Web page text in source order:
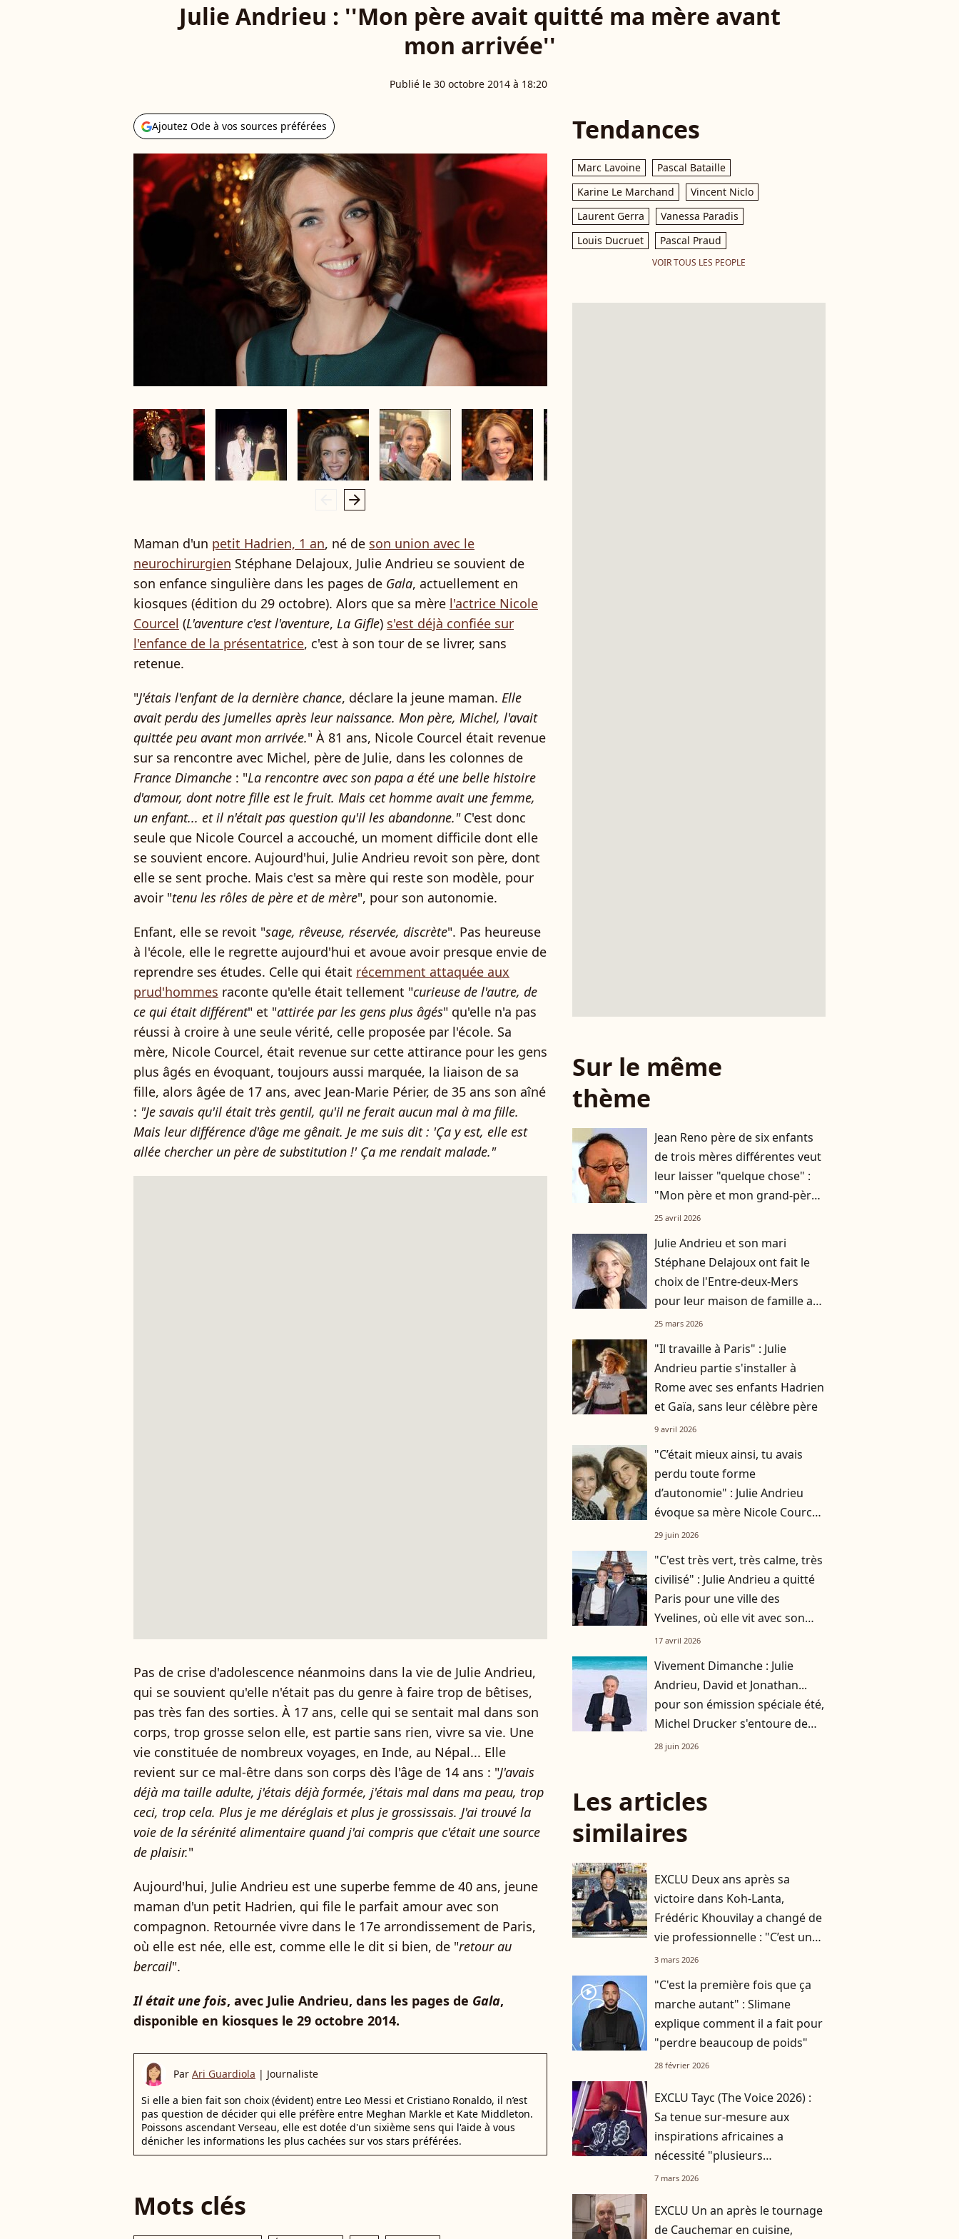
Julie Andrieu : ''Mon père avait quitté ma mère avant
mon arrivée''
Publié le 30 octobre 2014 à 18:20
Ajoutez Ode à vos sources préférées
arrow_right
Maman d'un petit Hadrien, 1 an, né de son union avec le
neurochirurgien Stéphane Delajoux, Julie Andrieu se souvient de
son enfance singulière dans les pages de Gala, actuellement en
kiosques (édition du 29 octobre). Alors que sa mère l'actrice Nicole
Courcel (L'aventure c'est l'aventure, La Gifle) s'est déjà confiée sur
l'enfance de la présentatrice, c'est à son tour de se livrer, sans
retenue.
"J'étais l'enfant de la dernière chance, déclare la jeune maman. Elle
avait perdu des jumelles après leur naissance. Mon père, Michel, l'avait
quittée peu avant mon arrivée." À 81 ans, Nicole Courcel était revenue
sur sa rencontre avec Michel, père de Julie, dans les colonnes de
France Dimanche : "La rencontre avec son papa a été une belle histoire
d'amour, dont notre fille est le fruit. Mais cet homme avait une femme,
un enfant... et il n'était pas question qu'il les abandonne."C'est donc
seule que Nicole Courcel a accouché, un moment difficile dont elle
se souvient encore. Aujourd'hui, Julie Andrieu revoit son père, dont
elle se sent proche. Mais c'est sa mère qui reste son modèle, pour
avoir "tenu les rôles de père et de mère", pour son autonomie.
Enfant, elle se revoit "sage, rêveuse, réservée, discrète". Pas heureuse
à l'école, elle le regrette aujourd'hui et avoue avoir presque envie de
reprendre ses études. Celle qui était récemment attaquée aux
prud'hommes raconte qu'elle était tellement "curieuse de l'autre, de
ce qui était différent" et "attirée par les gens plus âgés" qu'elle n'a pas
réussi à croire à une seule vérité, celle proposée par l'école. Sa
mère, Nicole Courcel, était revenue sur cette attirance pour les gens
plus âgés en évoquant, toujours aussi marquée, la liaison de sa
fille, alors âgée de 17 ans, avec Jean-Marie Périer, de 35 ans son aîné
: "Je savais qu'il était très gentil, qu'il ne ferait aucun mal à ma fille.
Mais leur différence d'âge me gênait. Je me suis dit : 'Ça y est, elle est
allée chercher un père de substitution !' Ça me rendait malade."
Pas de crise d'adolescence néanmoins dans la vie de Julie Andrieu,
qui se souvient qu'elle n'était pas du genre à faire trop de bêtises,
pas très fan des sorties. À 17 ans, celle qui se sentait mal dans son
corps, trop grosse selon elle, est partie sans rien, vivre sa vie. Une
vie constituée de nombreux voyages, en Inde, au Népal... Elle
revient sur ce mal-être dans son corps dès l'âge de 14 ans : "J'avais
déjà ma taille adulte, j'étais déjà formée, j'étais mal dans ma peau, trop
ceci, trop cela. Plus je me déréglais et plus je grossissais. J'ai trouvé la
voie de la sérénité alimentaire quand j'ai compris que c'était une source
de plaisir."
Aujourd'hui, Julie Andrieu est une superbe femme de 40 ans, jeune
maman d'un petit Hadrien, qui file le parfait amour avec son
compagnon. Retournée vivre dans le 17e arrondissement de Paris,
où elle est née, elle est, comme elle le dit si bien, de "retour au
bercail".
Il était une fois, avec Julie Andrieu, dans les pages de Gala,
disponible en kiosques le 29 octobre 2014.
Par Ari Guardiola | Journaliste
Si elle a bien fait son choix (évident) entre Leo Messi et Cristiano Ronaldo, il n’est
pas question de décider qui elle préfère entre Meghan Markle et Kate Middleton.
Poissons ascendant Verseau, elle est dotée d'un sixième sens qui l'aide à vous
dénicher les informations les plus cachées sur vos stars préférées.
Mots clés
Tendances
Marc Lavoine
Pascal Bataille
Karine Le Marchand
Vincent Niclo
Laurent Gerra
Vanessa Paradis
Louis Ducruet
Pascal Praud
VOIR TOUS LES PEOPLE
Sur le même
thème
Jean Reno père de six enfants
de trois mères différentes veut
leur laisser "quelque chose" :
"Mon père et mon grand-père
ne m’ont rien laissé"
25 avril 2026
Julie Andrieu et son mari
Stéphane Delajoux ont fait le
choix de l'Entre-deux-Mers
pour leur maison de famille au
"charme suranné"
25 mars 2026
"Il travaille à Paris" : Julie
Andrieu partie s'installer à
Rome avec ses enfants Hadrien
et Gaïa, sans leur célèbre père
9 avril 2026
"C’était mieux ainsi, tu avais
perdu toute forme
d’autonomie" : Julie Andrieu
évoque sa mère Nicole Courcel,
dix ans après son départ
29 juin 2026
"C'est très vert, très calme, très
civilisé" : Julie Andrieu a quitté
Paris pour une ville des
Yvelines, où elle vit avec son
mari et leurs deux enfants
17 avril 2026
Vivement Dimanche : Julie
Andrieu, David et Jonathan...
pour son émission spéciale été,
Michel Drucker s'entoure de
personnalités emblématiques
28 juin 2026
Les articles
similaires
EXCLU Deux ans après sa
victoire dans Koh-Lanta,
Frédéric Khouvilay a changé de
vie professionnelle : "C’est une
première et un gros pari"
3 mars 2026
player2
"C'est la première fois que ça
marche autant" : Slimane
explique comment il a fait pour
"perdre beaucoup de poids"
28 février 2026
EXCLU Tayc (The Voice 2026) :
Sa tenue sur-mesure aux
inspirations africaines a
nécessité "plusieurs
changements"
7 mars 2026
EXCLU Un an après le tournage
de Cauchemar en cuisine,